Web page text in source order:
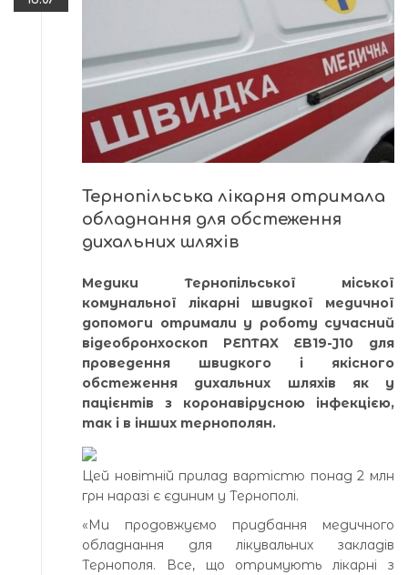
Тернопільська лікарня отримала
обладнання для обстеження
дихальних шляхів
Медики Тернопільської міської
комунальної лікарні швидкої медичної
допомоги отримали у роботу сучасний
відеобронхоскоп PENTAX EB19-J10 для
проведення швидкого і якісного
обстеження дихальних шляхів як у
пацієнтів з коронавірусною інфекцією,
так і в інших тернополян.
Цей новітній прилад вартістю понад 2 млн
грн наразі є єдиним у Тернополі.
«Ми продовжуємо придбання медичного
обладнання для лікувальних закладів
Тернополя. Все, що отримують лікарні з